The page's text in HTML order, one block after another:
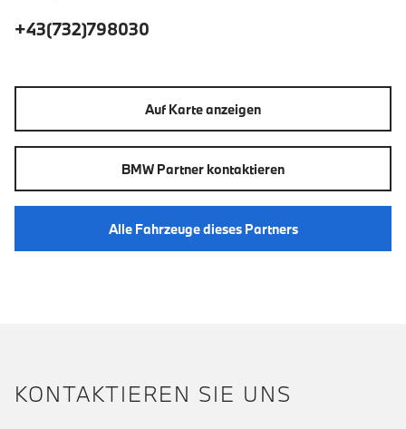
+43(732)798030
Auf Karte anzeigen
BMW Partner kontaktieren
Alle Fahrzeuge dieses Partners
KONTAKTIEREN SIE UNS